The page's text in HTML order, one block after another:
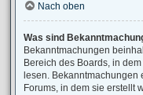
Nach oben
Was sind
Bekanntmachungen
Bereich des Boards, in
lesen.
Forums, in dem sie erstellt